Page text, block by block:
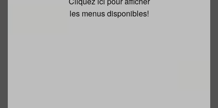
les menus disponibles!